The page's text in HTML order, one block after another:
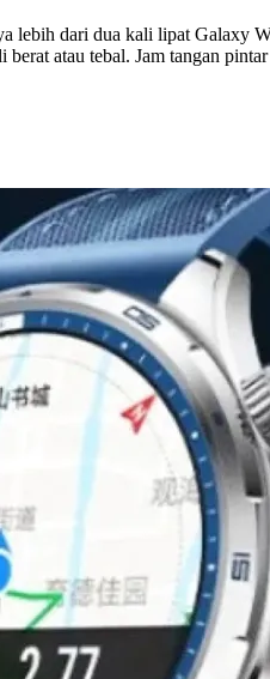
dari dua kali lipat Galaxy
atau tebal. Jam tangan